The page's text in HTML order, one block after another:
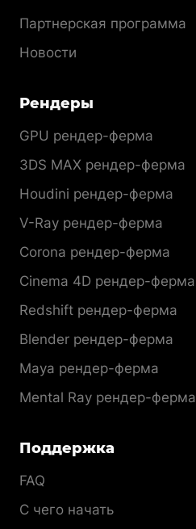
Партнерская программа
Новости
Рендеры
GPU рендер-ферма
3DS MAX рендер-ферма
Houdini рендер-ферма
V-Ray рендер-ферма
Corona рендер-ферма
Cinema 4D рендер-ферма
Redshift рендер-ферма
Blender рендер-ферма
Maya рендер-ферма
Mental Ray рендер-ферма
Поддержка
FAQ
С чего начать